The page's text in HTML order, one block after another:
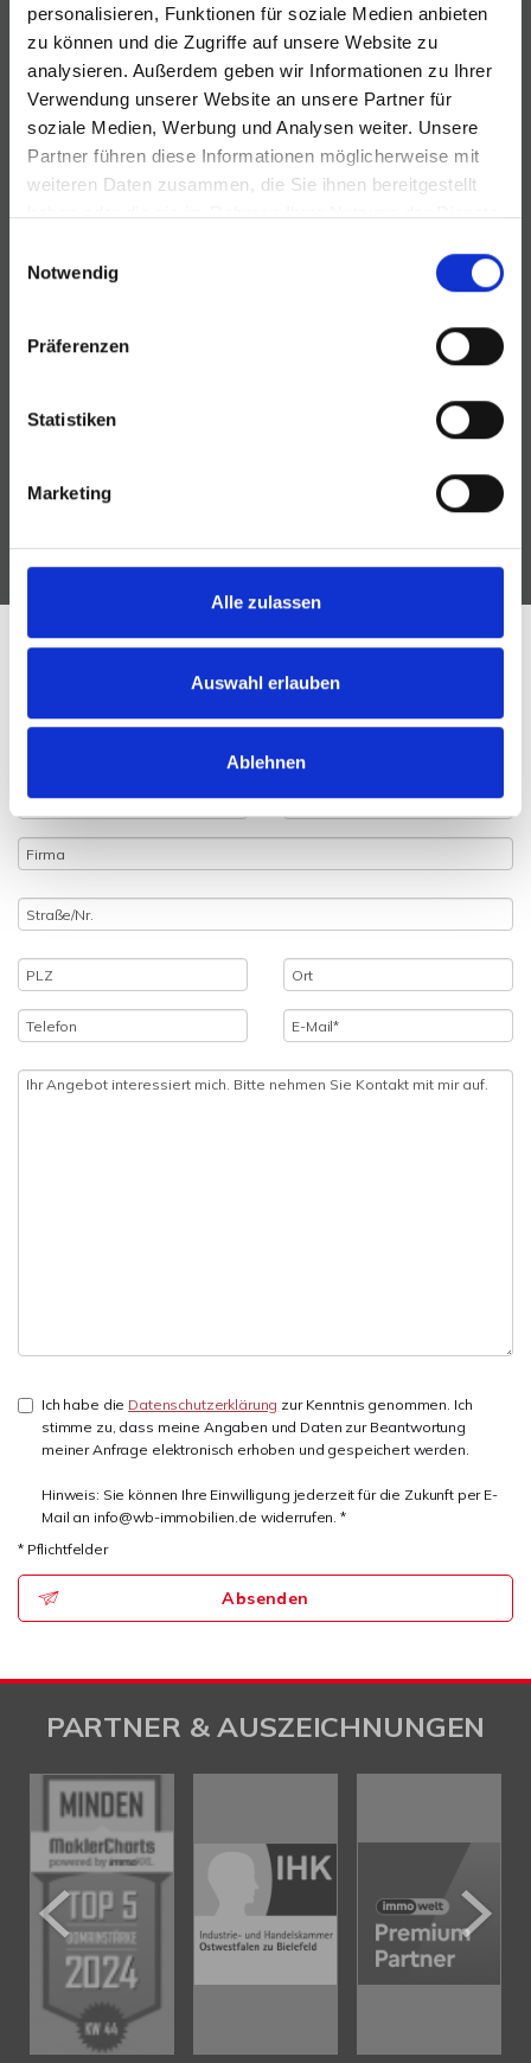
personalisieren, Funktionen für soziale Medien anbieten
zu können und die Zugriffe auf unsere Website zu
analysieren. Außerdem geben wir Informationen zu Ihrer
Verwendung unserer Website an unsere Partner für
soziale Medien, Werbung und Analysen weiter. Unsere
Partner führen diese Informationen möglicherweise mit
weiteren Daten zusammen, die Sie ihnen bereitgestellt
haben oder die sie im Rahmen Ihrer Nutzung der Dienste
Notwendig
Präferenzen
Statistiken
Marketing
Alle zulassen
Auswahl erlauben
Ablehnen
WOHNUNG HAUS
Ihre Nachricht an uns
Ich habe die Datenschutzerklärung zur Kenntnis genommen. Ich
stimme zu, dass meine Angaben und Daten zur Beantwortung
meiner Anfrage elektronisch erhoben und gespeichert werden.
Hinweis: Sie können Ihre Einwilligung jederzeit für die Zukunft per E-
Mail an info@wb-immobilien.de widerrufen. *
* Pflichtfelder
Absenden
PARTNER & AUSZEICHNUNGEN